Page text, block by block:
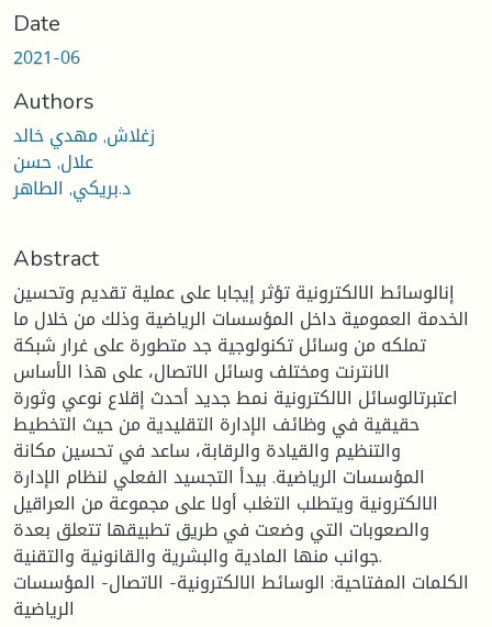
Date
2021-06
Authors
زغلاش, مهدي خالد
علال, حسن
د.بريكي, الطاهر
Abstract
إنالوسائط الالكترونية تؤثر إيجابا على عملية تقديم وتحسين
الخدمة العمومية داخل المؤسسات الرياضية وذلك من خلال ما
تملكه من وسائل تكنولوجية جد متطورة على غرار شبكة
الانترنت ومختلف وسائل الاتصال، على هذا الأساس
اعتبرتالوسائل الالكترونية نمط جديد أحدث إقلاع نوعي وثورة
حقيقية في وظائف الإدارة التقليدية من حيث التخطيط
والتنظيم والقيادة والرقابة، ساعد في تحسين مكانة
المؤسسات الرياضية. بيدأ التجسيد الفعلي لنظام الإدارة
الالكترونية ويتطلب التغلب أولا على مجموعة من العراقيل
والصعوبات التي وضعت في طريق تطبيقها تتعلق بعدة
جوانب منها المادية والبشرية والقانونية والتقنية.
الكلمات المفتاحية: الوسائط الالكترونية- الاتصال- المؤسسات
الرياضية